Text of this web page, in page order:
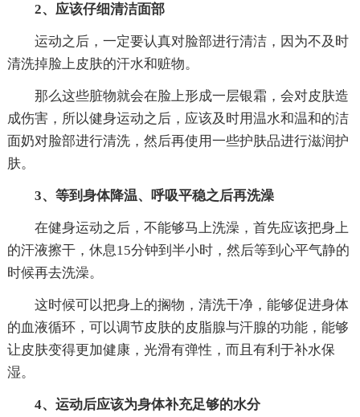
2、应该仔细清洁面部
运动之后，一定要认真对脸部进行清洁，因为不及时
清洗掉脸上皮肤的汗水和赃物。
那么这些脏物就会在脸上形成一层银霜，会对皮肤造
成伤害，所以健身运动之后，应该及时用温水和温和的洁
面奶对脸部进行清洗，然后再使用一些护肤品进行滋润护
肤。
3、等到身体降温、呼吸平稳之后再洗澡
在健身运动之后，不能够马上洗澡，首先应该把身上
的汗液擦干，休息15分钟到半小时，然后等到心平气静的
时候再去洗澡。
这时候可以把身上的搁物，清洗干净，能够促进身体
的血液循环，可以调节皮肤的皮脂腺与汗腺的功能，能够
让皮肤变得更加健康，光滑有弹性，而且有利于补水保
湿。
4、运动后应该为身体补充足够的水分